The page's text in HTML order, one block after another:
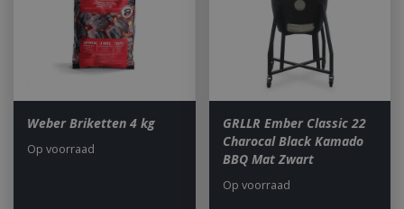
Weber Briketten 4 kg
Op voorraad
GRLLR Ember Classic 22
Charocal Black Kamado
BBQ Mat Zwart
Op voorraad